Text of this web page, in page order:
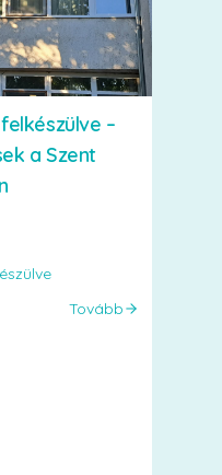
–
a Szent
Tovább